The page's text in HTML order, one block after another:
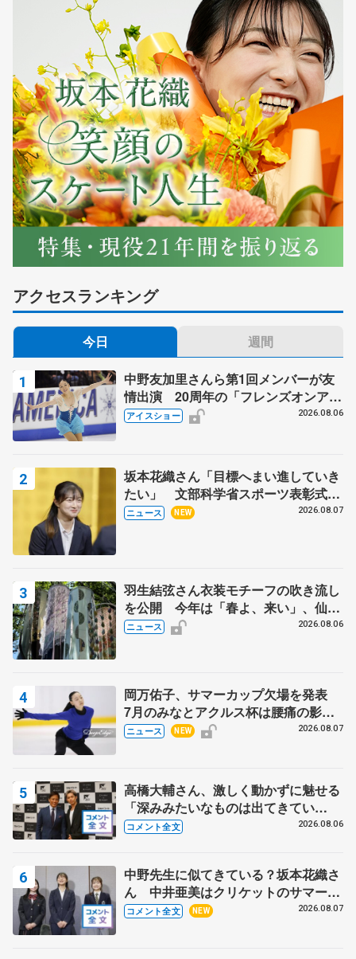
アクセスランキング
今日 週間
中野友加里さんら第1回メンバーが友
情出演 20周年の「フレンズオンアイ
ス」 宮本賢二さん、有川梨絵さん、
アイスショー 2026.08.06
坂本花織さん「目標へまい進していき
たい」 文部科学省スポーツ表彰式で
代表謝辞
ニュース NEW 2026.08.07
羽生結弦さん衣装モチーフの吹き流し
を公開 今年は「春よ、来い」、仙台
の瑞鳳殿
ニュース 2026.08.06
岡万佑子、サマーカップ欠場を発表
7月のみなとアクルス杯は腰痛の影響
で
ニュース NEW 2026.08.07
高橋大輔さん、激しく動かずに魅せる
「深みみたいなものは出てきてい
る？」 〝兄さん〟と慕うレジェンド
コメント全文 2026.08.06
中野先生に似てきている？坂本花織さ
ん 中井亜美はクリケットのサマーキ
ャンプに 島田麻央はたくさん試合に
コメント全文 NEW 2026.08.07